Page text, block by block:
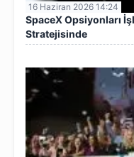
16 Haziran 2026 14:24
SpaceX Opsiyonları
Stratejisinde